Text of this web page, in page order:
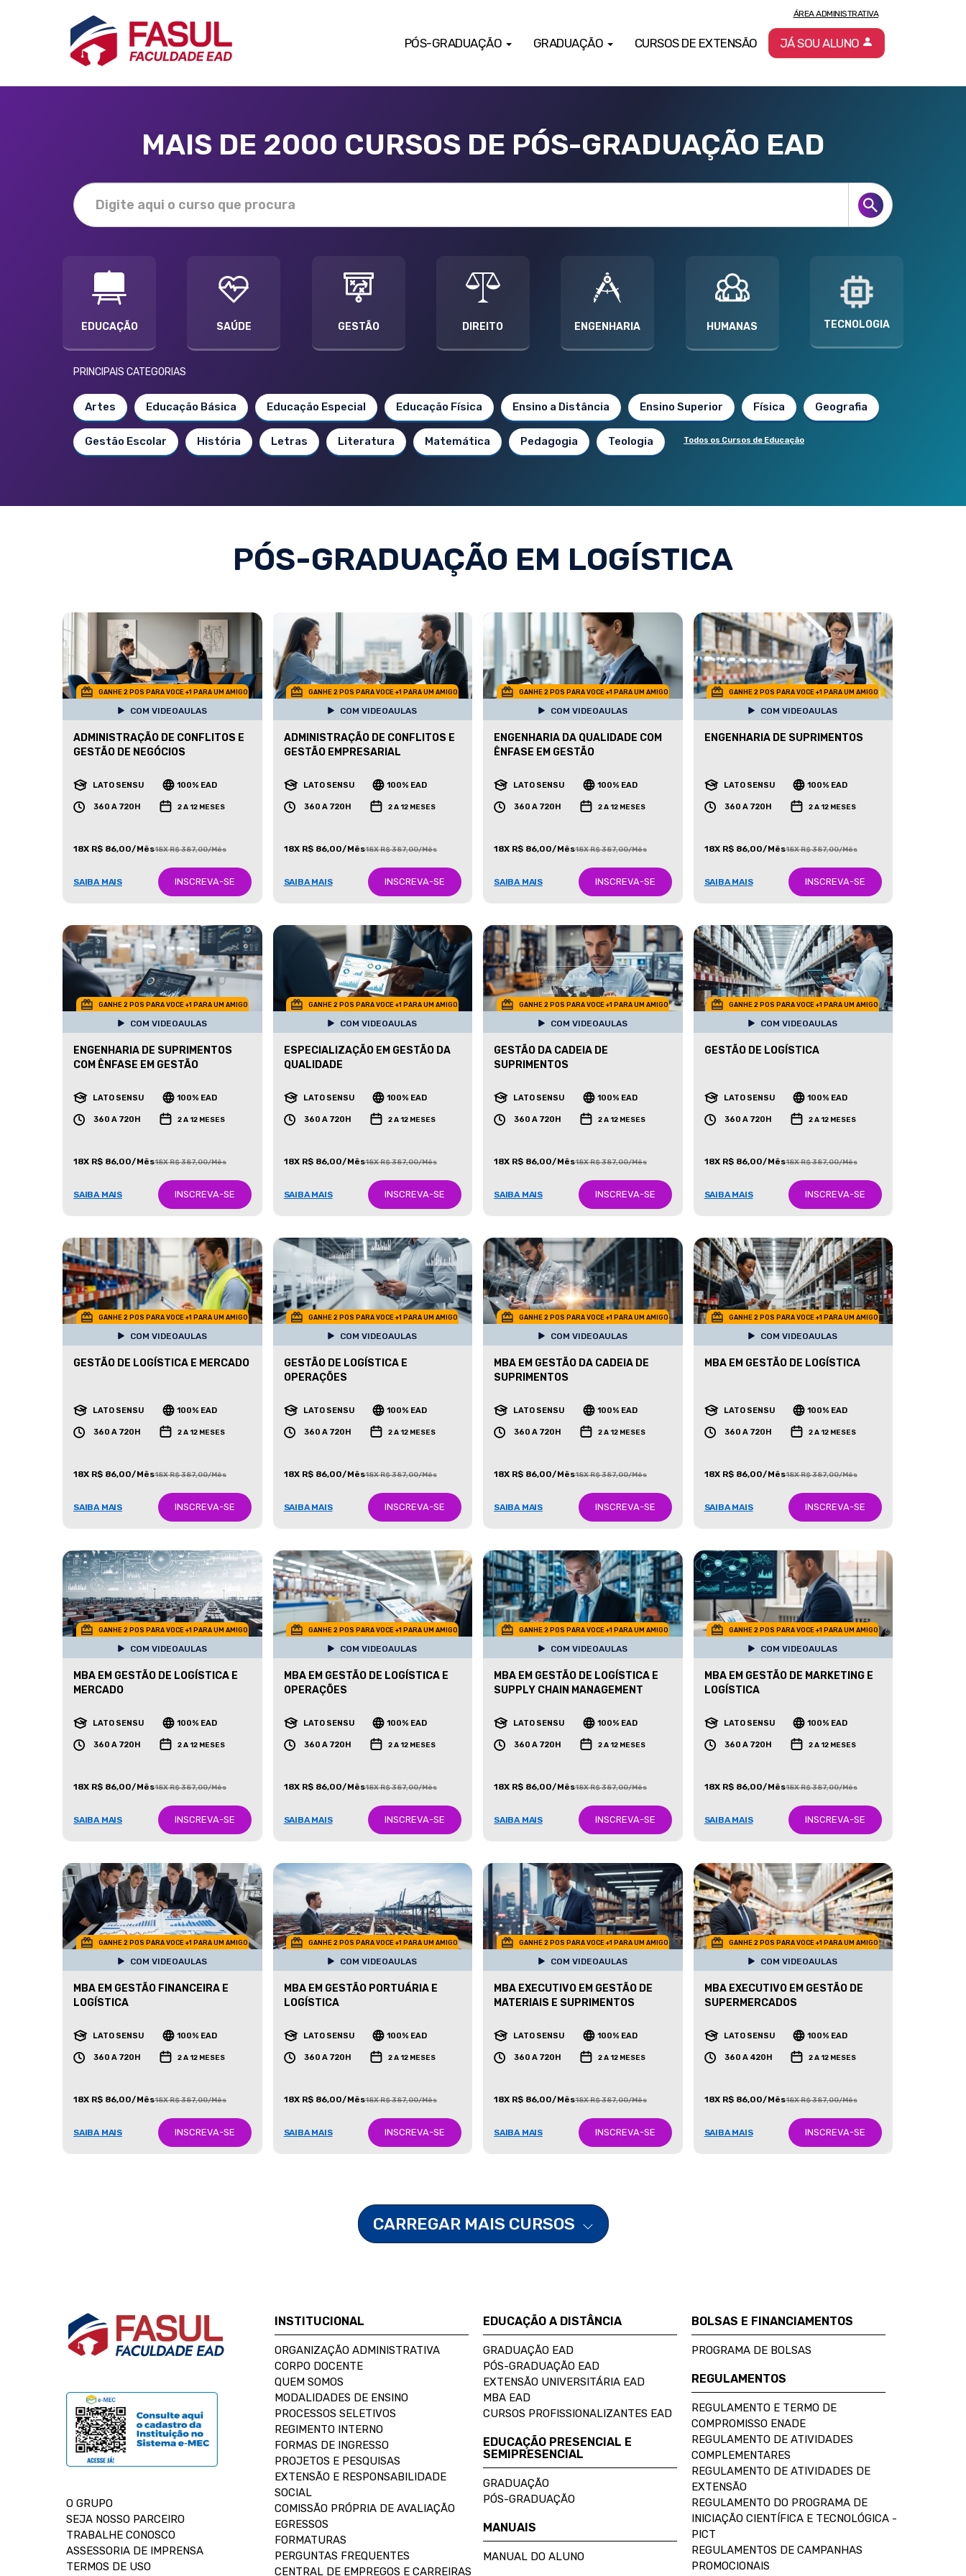
PÓS-GRADUAÇÃO GRADUAÇÃO CURSOS DE EXTENSÃO
ÁREA ADMINISTRATIVA
JÁ SOU ALUNO
MAIS DE 2000 CURSOS DE PÓS-GRADUAÇÃO EAD
EDUCAÇÃO SAÚDE GESTÃO DIREITO ENGENHARIA HUMANAS TECNOLOGIA
PRINCIPAIS CATEGORIAS
Artes Educação Básica Educação Especial Educação Física Ensino a Distância Ensino Superior Física Geografia
Gestão Escolar História Letras Literatura Matemática Pedagogia Teologia Todos os Cursos de Educação
PÓS-GRADUAÇÃO EM LOGÍSTICA
GANHE 2 POS PARA VOCE +1 PARA UM AMIGO
COM VIDEOAULAS
ADMINISTRAÇÃO DE CONFLITOS E
GESTÃO DE NEGÓCIOS
LATO SENSU 100% EAD
360 A 720H 2 A 12 MESES
18X R$ 86,00/Mês18X R$ 387,00/Mês
SAIBA MAIS INSCREVA-SE
GANHE 2 POS PARA VOCE +1 PARA UM AMIGO
COM VIDEOAULAS
ADMINISTRAÇÃO DE CONFLITOS E
GESTÃO EMPRESARIAL
LATO SENSU 100% EAD
360 A 720H 2 A 12 MESES
18X R$ 86,00/Mês18X R$ 387,00/Mês
SAIBA MAIS INSCREVA-SE
GANHE 2 POS PARA VOCE +1 PARA UM AMIGO
COM VIDEOAULAS
ENGENHARIA DA QUALIDADE COM
ÊNFASE EM GESTÃO
LATO SENSU 100% EAD
360 A 720H 2 A 12 MESES
18X R$ 86,00/Mês18X R$ 387,00/Mês
SAIBA MAIS INSCREVA-SE
GANHE 2 POS PARA VOCE +1 PARA UM AMIGO
COM VIDEOAULAS
ENGENHARIA DE SUPRIMENTOS
LATO SENSU 100% EAD
360 A 720H 2 A 12 MESES
18X R$ 86,00/Mês18X R$ 387,00/Mês
SAIBA MAIS INSCREVA-SE
GANHE 2 POS PARA VOCE +1 PARA UM AMIGO
COM VIDEOAULAS
ENGENHARIA DE SUPRIMENTOS
COM ÊNFASE EM GESTÃO
LATO SENSU 100% EAD
360 A 720H 2 A 12 MESES
18X R$ 86,00/Mês18X R$ 387,00/Mês
SAIBA MAIS INSCREVA-SE
GANHE 2 POS PARA VOCE +1 PARA UM AMIGO
COM VIDEOAULAS
ESPECIALIZAÇÃO EM GESTÃO DA
QUALIDADE
LATO SENSU 100% EAD
360 A 720H 2 A 12 MESES
18X R$ 86,00/Mês18X R$ 387,00/Mês
SAIBA MAIS INSCREVA-SE
GANHE 2 POS PARA VOCE +1 PARA UM AMIGO
COM VIDEOAULAS
GESTÃO DA CADEIA DE
SUPRIMENTOS
LATO SENSU 100% EAD
360 A 720H 2 A 12 MESES
18X R$ 86,00/Mês18X R$ 387,00/Mês
SAIBA MAIS INSCREVA-SE
GANHE 2 POS PARA VOCE +1 PARA UM AMIGO
COM VIDEOAULAS
GESTÃO DE LOGÍSTICA
LATO SENSU 100% EAD
360 A 720H 2 A 12 MESES
18X R$ 86,00/Mês18X R$ 387,00/Mês
SAIBA MAIS INSCREVA-SE
GANHE 2 POS PARA VOCE +1 PARA UM AMIGO
COM VIDEOAULAS
GESTÃO DE LOGÍSTICA E MERCADO
LATO SENSU 100% EAD
360 A 720H 2 A 12 MESES
18X R$ 86,00/Mês18X R$ 387,00/Mês
SAIBA MAIS INSCREVA-SE
GANHE 2 POS PARA VOCE +1 PARA UM AMIGO
COM VIDEOAULAS
GESTÃO DE LOGÍSTICA E
OPERAÇÕES
LATO SENSU 100% EAD
360 A 720H 2 A 12 MESES
18X R$ 86,00/Mês18X R$ 387,00/Mês
SAIBA MAIS INSCREVA-SE
GANHE 2 POS PARA VOCE +1 PARA UM AMIGO
COM VIDEOAULAS
MBA EM GESTÃO DA CADEIA DE
SUPRIMENTOS
LATO SENSU 100% EAD
360 A 720H 2 A 12 MESES
18X R$ 86,00/Mês18X R$ 387,00/Mês
SAIBA MAIS INSCREVA-SE
GANHE 2 POS PARA VOCE +1 PARA UM AMIGO
COM VIDEOAULAS
MBA EM GESTÃO DE LOGÍSTICA
LATO SENSU 100% EAD
360 A 720H 2 A 12 MESES
18X R$ 86,00/Mês18X R$ 387,00/Mês
SAIBA MAIS INSCREVA-SE
GANHE 2 POS PARA VOCE +1 PARA UM AMIGO
COM VIDEOAULAS
MBA EM GESTÃO DE LOGÍSTICA E
MERCADO
LATO SENSU 100% EAD
360 A 720H 2 A 12 MESES
18X R$ 86,00/Mês18X R$ 387,00/Mês
SAIBA MAIS INSCREVA-SE
GANHE 2 POS PARA VOCE +1 PARA UM AMIGO
COM VIDEOAULAS
MBA EM GESTÃO DE LOGÍSTICA E
OPERAÇÕES
LATO SENSU 100% EAD
360 A 720H 2 A 12 MESES
18X R$ 86,00/Mês18X R$ 387,00/Mês
SAIBA MAIS INSCREVA-SE
GANHE 2 POS PARA VOCE +1 PARA UM AMIGO
COM VIDEOAULAS
MBA EM GESTÃO DE LOGÍSTICA E
SUPPLY CHAIN MANAGEMENT
LATO SENSU 100% EAD
360 A 720H 2 A 12 MESES
18X R$ 86,00/Mês18X R$ 387,00/Mês
SAIBA MAIS INSCREVA-SE
GANHE 2 POS PARA VOCE +1 PARA UM AMIGO
COM VIDEOAULAS
MBA EM GESTÃO DE MARKETING E
LOGÍSTICA
LATO SENSU 100% EAD
360 A 720H 2 A 12 MESES
18X R$ 86,00/Mês18X R$ 387,00/Mês
SAIBA MAIS INSCREVA-SE
GANHE 2 POS PARA VOCE +1 PARA UM AMIGO
COM VIDEOAULAS
MBA EM GESTÃO FINANCEIRA E
LOGÍSTICA
LATO SENSU 100% EAD
360 A 720H 2 A 12 MESES
18X R$ 86,00/Mês18X R$ 387,00/Mês
SAIBA MAIS INSCREVA-SE
GANHE 2 POS PARA VOCE +1 PARA UM AMIGO
COM VIDEOAULAS
MBA EM GESTÃO PORTUÁRIA E
LOGÍSTICA
LATO SENSU 100% EAD
360 A 720H 2 A 12 MESES
18X R$ 86,00/Mês18X R$ 387,00/Mês
SAIBA MAIS INSCREVA-SE
GANHE 2 POS PARA VOCE +1 PARA UM AMIGO
COM VIDEOAULAS
MBA EXECUTIVO EM GESTÃO DE
MATERIAIS E SUPRIMENTOS
LATO SENSU 100% EAD
360 A 720H 2 A 12 MESES
18X R$ 86,00/Mês18X R$ 387,00/Mês
SAIBA MAIS INSCREVA-SE
GANHE 2 POS PARA VOCE +1 PARA UM AMIGO
COM VIDEOAULAS
MBA EXECUTIVO EM GESTÃO DE
SUPERMERCADOS
LATO SENSU 100% EAD
360 A 420H 2 A 12 MESES
18X R$ 86,00/Mês18X R$ 387,00/Mês
SAIBA MAIS INSCREVA-SE
CARREGAR MAIS CURSOS
O GRUPO
SEJA NOSSO PARCEIRO
TRABALHE CONOSCO
ASSESSORIA DE IMPRENSA
TERMOS DE USO
INSTITUCIONAL
ORGANIZAÇÃO ADMINISTRATIVA
CORPO DOCENTE
QUEM SOMOS
MODALIDADES DE ENSINO
PROCESSOS SELETIVOS
REGIMENTO INTERNO
FORMAS DE INGRESSO
PROJETOS E PESQUISAS
EXTENSÃO E RESPONSABILIDADE
SOCIAL
COMISSÃO PRÓPRIA DE AVALIAÇÃO
EGRESSOS
FORMATURAS
PERGUNTAS FREQUENTES
CENTRAL DE EMPREGOS E CARREIRAS
EDUCAÇÃO A DISTÂNCIA
GRADUAÇÃO EAD
PÓS-GRADUAÇÃO EAD
EXTENSÃO UNIVERSITÁRIA EAD
MBA EAD
CURSOS PROFISSIONALIZANTES EAD
EDUCAÇÃO PRESENCIAL E
SEMIPRESENCIAL
GRADUAÇÃO
PÓS-GRADUAÇÃO
MANUAIS
MANUAL DO ALUNO
BOLSAS E FINANCIAMENTOS
PROGRAMA DE BOLSAS
REGULAMENTOS
REGULAMENTO E TERMO DE
COMPROMISSO ENADE
REGULAMENTO DE ATIVIDADES
COMPLEMENTARES
REGULAMENTO DE ATIVIDADES DE
EXTENSÃO
REGULAMENTO DO PROGRAMA DE
INICIAÇÃO CIENTÍFICA E TECNOLÓGICA -
PICT
REGULAMENTOS DE CAMPANHAS
PROMOCIONAIS